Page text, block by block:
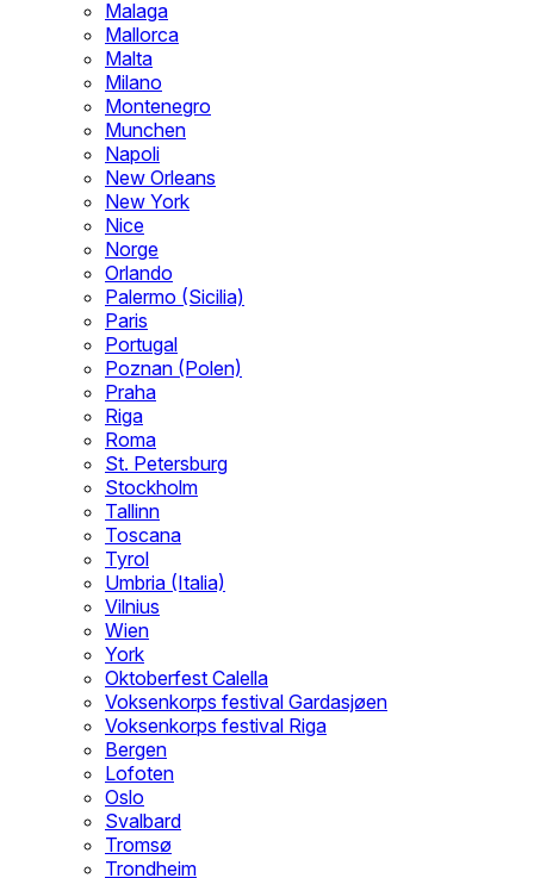
Malaga
Mallorca
Malta
Milano
Montenegro
Munchen
Napoli
New Orleans
New York
Nice
Norge
Orlando
Palermo (Sicilia)
Paris
Portugal
Poznan (Polen)
Praha
Riga
Roma
St. Petersburg
Stockholm
Tallinn
Toscana
Tyrol
Umbria (Italia)
Vilnius
Wien
York
Oktoberfest Calella
Voksenkorps festival Gardasjøen
Voksenkorps festival Riga
Bergen
Lofoten
Oslo
Svalbard
Tromsø
Trondheim